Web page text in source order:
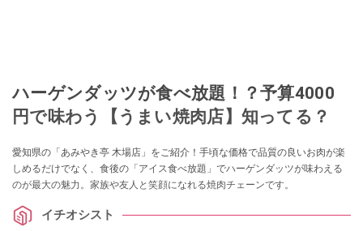
ハーゲンダッツが食べ放題！？予算4000
円で味わう【うまい焼肉店】知ってる？
愛知県の「あみやき亭 木場店」をご紹介！手頃な価格で品質の良いお肉が楽
しめるだけでなく、食後の「アイス食べ放題」でハーゲンダッツが味わえる
のが最大の魅力。家族や友人と笑顔になれる焼肉チェーンです。
イチオシスト